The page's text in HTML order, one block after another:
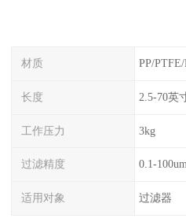
材质 PP/
长度 2.5-70英
工作压力 3kg
过滤精度 0.1-
适用对象 过滤器